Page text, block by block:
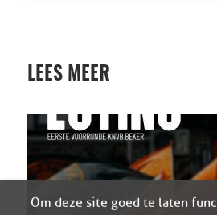
LEES MEER
Om deze site goed te laten